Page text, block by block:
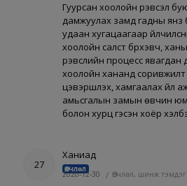
Гуурсан хоолойн үрэвсэл
дамжуулах замд гадны янз
удаан хугацаагаар
хоолойн салст бүрхэвч,
үрэвслийн процесс
хоолойн хананд соривжилт
цэвэршүүлэх, хамгаалах үйл
амьсгалын замын өвчин
болон хурц гэсэн хоёр
27
Ханиад
Өвчлөл
2020-12-30 / Өвчлөл, шинж тэмдэг